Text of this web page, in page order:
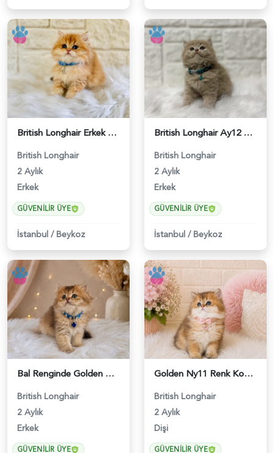
British Longhair Erkek Golden Nadir Renk - 5291
British Longhair
2 Aylık
Erkek
GÜVENILIR ÜYE
İstanbul /Beykoz
British Longhair Ay12 Erkek Pamuk Oğlumuz - 5293
British Longhair
2 Aylık
Erkek
GÜVENILIR ÜYE
İstanbul /Beykoz
Bal Renginde Golden British Longhair Erkek Yavrumuz - 4543
British Longhair
2 Aylık
Erkek
GÜVENILIR ÜYE
Golden Ny11 Renk Koduna Sahip British Longhair Kızımız - 4544
British Longhair
2 Aylık
Dişi
GÜVENILIR ÜYE